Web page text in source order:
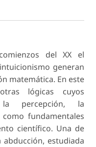
del XX el
generan
matemática. En este
lógicas cuyos
la percepción, la
fundamentales
científico. Una de
estudiada